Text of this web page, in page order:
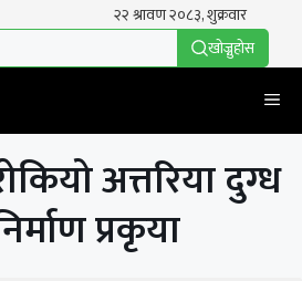
खाेज्नुहाेस
अत्तरिया दुग्ध
प्रकृया